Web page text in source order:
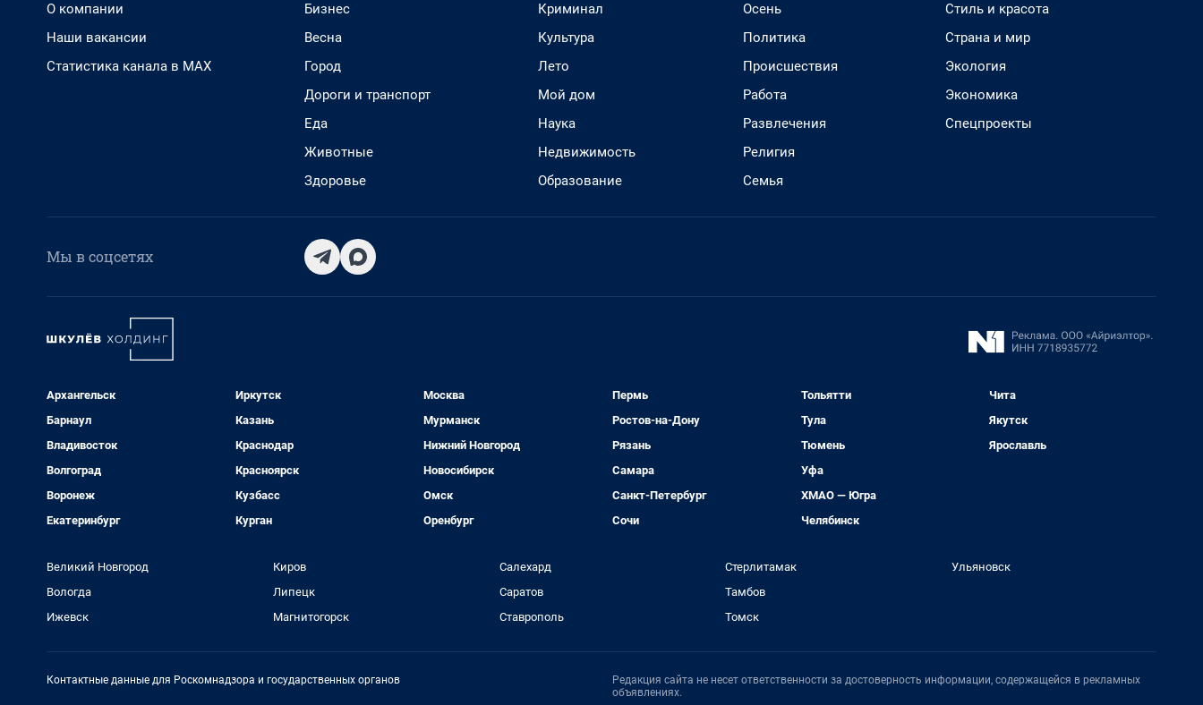
О компании
Наши вакансии
Статистика канала в MAX
Бизнес
Весна
Город
Дороги и транспорт
Еда
Животные
Здоровье
Криминал
Культура
Лето
Мой дом
Наука
Недвижимость
Образование
Осень
Политика
Происшествия
Работа
Развлечения
Религия
Семья
Стиль и красота
Страна и мир
Экология
Экономика
Спецпроекты
Мы в соцсетях
Архангельск
Барнаул
Владивосток
Волгоград
Воронеж
Екатеринбург
Иркутск
Казань
Краснодар
Красноярск
Кузбасс
Курган
Москва
Мурманск
Нижний Новгород
Новосибирск
Омск
Оренбург
Пермь
Ростов-на-Дону
Рязань
Самара
Санкт-Петербург
Сочи
Тольятти
Тула
Тюмень
Уфа
ХМАО — Югра
Челябинск
Чита
Якутск
Ярославль
Великий Новгород
Вологда
Ижевск
Киров
Липецк
Магнитогорск
Салехард
Саратов
Ставрополь
Стерлитамак
Тамбов
Томск
Ульяновск
Контактные данные для Роскомнадзора и государственных органов
Редакция сайта не несет ответственности за достоверность информации, содержащейся в рекламных
объявлениях.